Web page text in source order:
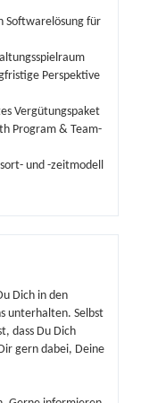
Softwarelösung für
Perspektive
Vergütungspaket
Program & Team-
und -zeitmodell
Dich in den
unterhalten. Selbst
dass Du Dich
gern dabei, Deine